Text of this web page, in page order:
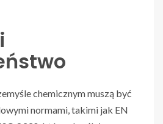
chemicznym muszą być
normami, takimi jak EN